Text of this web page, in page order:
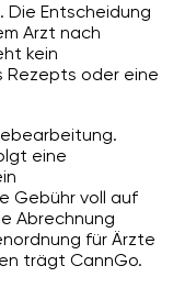
Die Entscheidung
Arzt nach
kein
Rezepts oder eine
eine
Gebühr voll auf
Abrechnung
für Ärzte
trägt CannGo.